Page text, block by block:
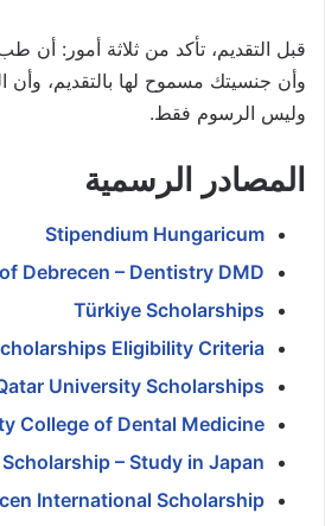
قبل التقديم، تأكد من ثلاثة أمور: أن
وأن جنسيتك مسموح لها بالتقديم، وأن
وليس الرسوم فقط.
المصادر الرسمية
Stipendium Hungaricum
Debrecen – Dentistry DMD
Türkiye Scholarships
Eligibility Criteria
University Scholarships
College of Dental Medicine
– Study in Japan
International Scholarship